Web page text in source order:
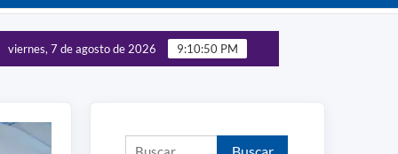
viernes, 7 de agosto de 2026 9:10:51 PM
Buscar: